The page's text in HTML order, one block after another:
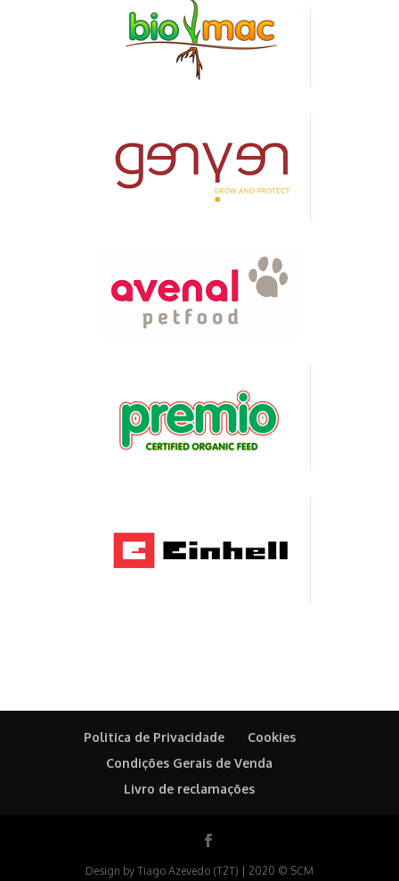
Politica de Privacidade
Cookies
Condições Gerais de Venda
Livro de reclamações
Design by Tiago Azevedo (T2T) | 2020 © SCM